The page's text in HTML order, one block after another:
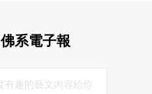
系電子報